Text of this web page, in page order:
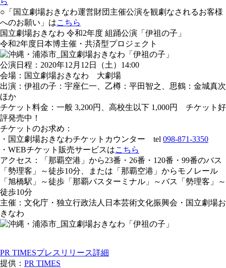
○「国立劇場おきなわ運営財団主催公演を観劇なされるお客様
へのお願い」はこちら
国立劇場おきなわ 令和2年度 組踊公演「伊祖の子」
令和2年度日本博主催・共済型プロジェクト
公演日程 ：2020年12月12日（土）14:00
会場 ：国立劇場おきなわ 大劇場
出演 ：伊祖の子：宇座仁一、乙樽：平田智之、思鶴：金城真次
ほか
チケット料金 ：一般 3,200円、高校生以下 1,000円 チケット好
評発売中！
チケットのお求め ：
・国立劇場おきなわチケットカウンター tel 098-871-3350
・WEBチケット販売サービスはこちら
アクセス ：「那覇空港」から23番・26番・120番・99番のバス
「勢理客」～徒歩10分、または「那覇空港」からモノレール
「旭橋駅」～徒歩「那覇バスターミナル」～バス「勢理客」～
徒歩10分
主催 ：文化庁・独立行政法人日本芸術文化振興会・国立劇場お
きなわ
PR TIMESプレスリリース詳細
提供： PR TIMES